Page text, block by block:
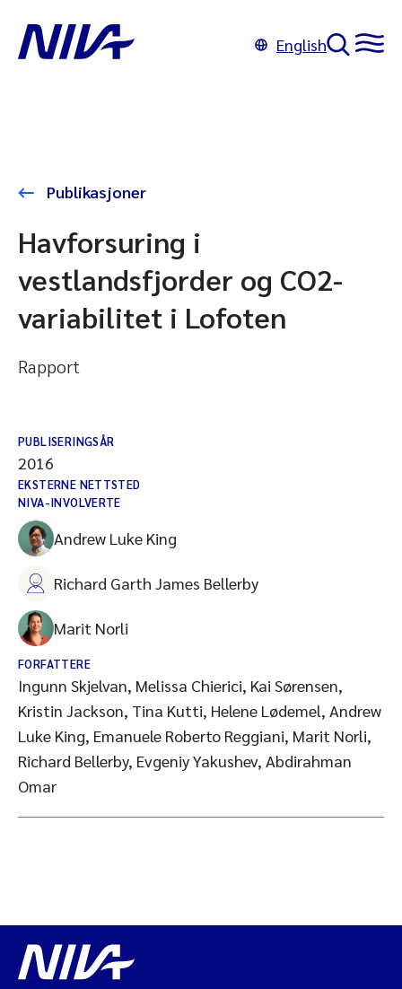
English
Publikasjoner
Havforsuring i
vestlandsfjorder og CO2-
variabilitet i Lofoten
Rapport
PUBLISERINGSÅR
2016
EKSTERNE NETTSTED
NIVA-INVOLVERTE
Andrew Luke King
Richard Garth James Bellerby
Marit Norli
FORFATTERE
Ingunn Skjelvan, Melissa Chierici, Kai Sørensen,
Kristin Jackson, Tina Kutti, Helene Lødemel, Andrew
Luke King, Emanuele Roberto Reggiani, Marit Norli,
Richard Bellerby, Evgeniy Yakushev, Abdirahman
Omar